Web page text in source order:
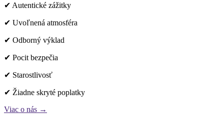
✔ Autentické zážitky
✔ Uvoľnená atmosféra
✔ Odborný výklad
✔ Pocit bezpečia
✔ Starostlivosť
✔ Žiadne skryté poplatky
Viac o nás →